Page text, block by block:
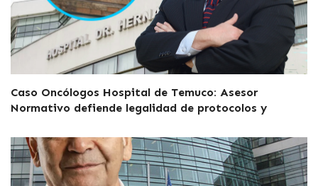
Caso Oncólogos Hospital de Temuco: Asesor
Normativo defiende legalidad de protocolos y